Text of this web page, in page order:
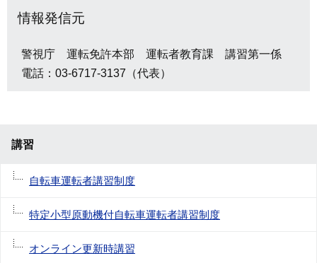
情報発信元
警視庁 運転免許本部 運転者教育課 講習第一係
電話：03-6717-3137（代表）
講習
自転車運転者講習制度
特定小型原動機付自転車運転者講習制度
オンライン更新時講習